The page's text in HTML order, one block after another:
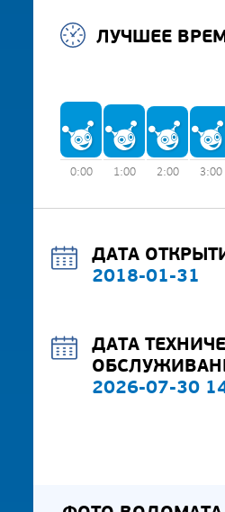
ЛУЧШЕЕ
0:00 1:00 2:00 3:00
ДАТА
2018-01-31
ДАТА
2026-07-30